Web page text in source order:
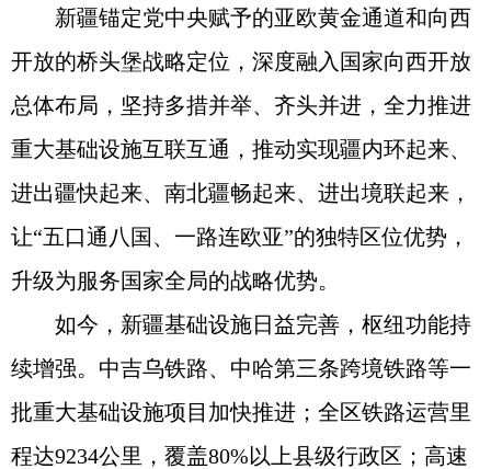
新疆锚定党中央赋予的亚欧黄金通道和向西
开放的桥头堡战略定位，深度融入国家向西开放
总体布局，坚持多措并举、齐头并进，全力推进
重大基础设施互联互通，推动实现疆内环起来、
进出疆快起来、南北疆畅起来、进出境联起来，
让“五口通八国、一路连欧亚”的独特区位优势，
升级为服务国家全局的战略优势。
如今，新疆基础设施日益完善，枢纽功能持
续增强。中吉乌铁路、中哈第三条跨境铁路等一
批重大基础设施项目加快推进；全区铁路运营里
程达9234公里，覆盖80%以上县级行政区；高速